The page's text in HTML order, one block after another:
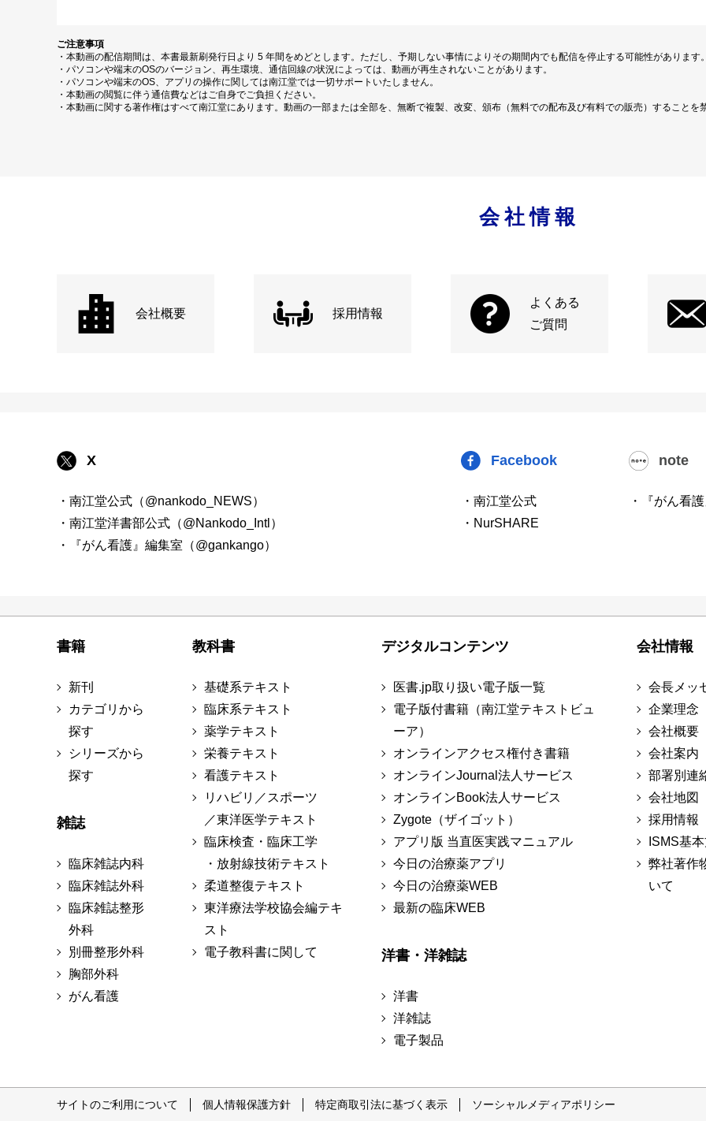
ご注意事項
・本動画の配信期間は、本書最新刷発行日より 5 年間をめどとします。ただし、予期しない事情によりその期間内でも配信を停止する可能性があります
・パソコンや端末のOSのバージョン、再生環境、通信回線の状況によっては、動画が再生されないことがあります。
・パソコンや端末のOS、アプリの操作に関しては南江堂では一切サポートいたしません。
・本動画の閲覧に伴う通信費などはご自身でご負担ください。
・本動画に関する著作権はすべて南江堂にあります。動画の一部または全部を、無断で複製、改変、頒布（無料での配布及び有料での販売）することを
会社情報
会社概要 採用情報
よくある
ご質問
X
・南江堂公式（@nankodo_NEWS）
・南江堂洋書部公式（@Nankodo_Intl）
・『がん看護』編集室（@gankango）
Facebook
・南江堂公式
・NurSHARE
note
・『がん看
書籍
新刊
カテゴリから
探す
シリーズから
探す
雑誌
臨床雑誌内科
臨床雑誌外科
臨床雑誌整形
外科
別冊整形外科
胸部外科
がん看護
教科書
基礎系テキスト
臨床系テキスト
薬学テキスト
栄養テキスト
看護テキスト
リハビリ／スポーツ
／東洋医学テキスト
臨床検査・臨床工学
・放射線技術テキスト
柔道整復テキスト
東洋療法学校協会編テキ
スト
電子教科書に関して
デジタルコンテンツ
医書.jp取り扱い電子版一覧
電子版付書籍（南江堂テキストビュ
ーア）
オンラインアクセス権付き書籍
オンラインJournal法人サービス
オンラインBook法人サービス
Zygote（ザイゴット）
アプリ版 当直医実践マニュアル
今日の治療薬アプリ
今日の治療薬WEB
最新の臨床WEB
洋書・洋雑誌
洋書
洋雑誌
電子製品
会社情報
会長メッ
企業理念
会社概要
会社案内
部署別連
会社地図
採用情報
ISMS基
弊社著作
いて
サイトのご利用について 個人情報保護方針 特定商取引法に基づく表示 ソーシャルメディアポリシー